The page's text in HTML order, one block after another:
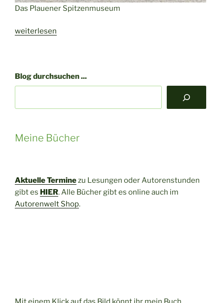
Das Plauener Spitzenmuseum
„Spitzenmuseum
den
weiterlesen
Blog durchsuchen ...
Meine Bücher
Aktuelle Terminezu Lesungen oder Autorenstunden
gibt es HIER. Alle Bücher gibt es online auch im
Autorenwelt Shop.